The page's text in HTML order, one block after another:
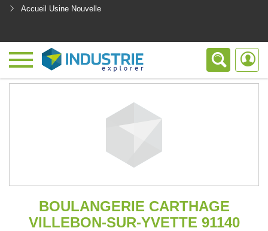
Accueil Usine Nouvelle
BOULANGERIE CARTHAGE
VILLEBON-SUR-YVETTE 91140